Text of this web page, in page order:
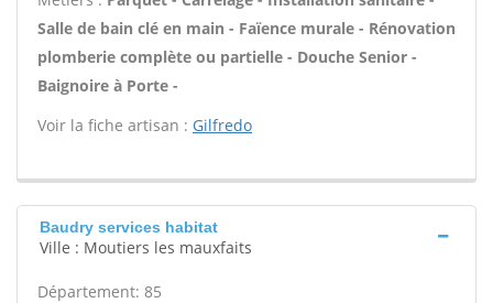
Salle de bain clé en main - Faïence murale - Rénovation
plomberie complète ou partielle - Douche Senior -
Baignoire à Porte -
Voir la fiche artisan : Gilfredo
Baudry services habitat
Ville : Moutiers les mauxfaits
Département: 85